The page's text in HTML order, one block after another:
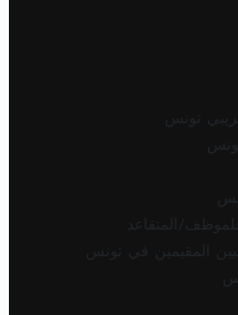
تونس
المتقاعد
المقيمين في تونس